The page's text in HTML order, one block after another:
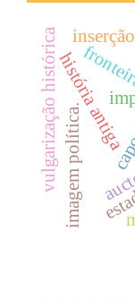
história antiga
vulgarização históricaimagem política.